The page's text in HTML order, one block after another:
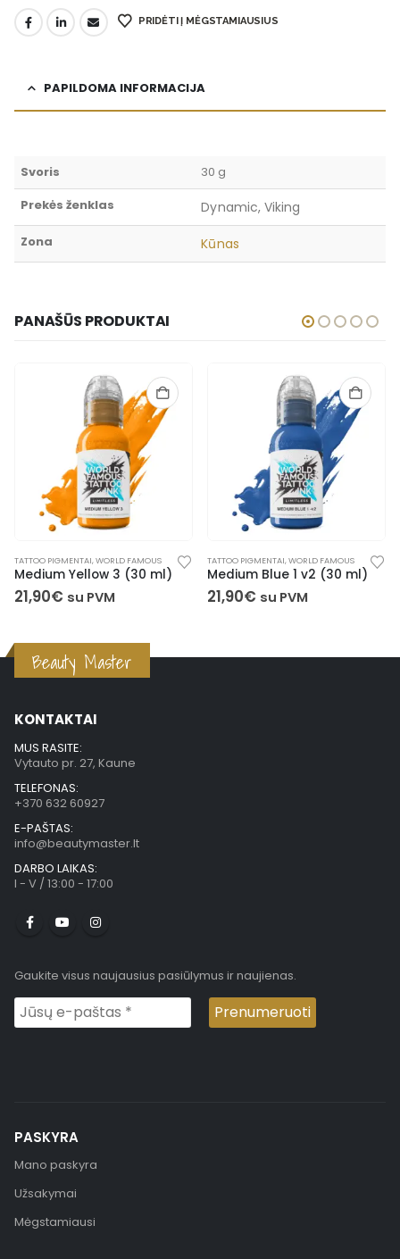
PRIDĖTI Į MĖGSTAMIAUSIUS
PAPILDOMA INFORMACIJA
Svoris
30 g
Prekės ženklas
Dynamic, Viking
Zona Kūnas
PANAŠŪS PRODUKTAI
TATTOO PIGMENTAI,WORLD FAMOUS
Medium Blue 1 v2 (30 ml)
21,90€ su PVM
NETURIME
DYNAMIC,TATTOO PIGMENTAI
47,90€ su PVM
Beauty Master
KONTAKTAI
MUS RASITE:
Vytauto pr. 27, Kaune
TELEFONAS:
+370 632 60927
E-PAŠTAS:
info@beautymaster.lt
DARBO LAIKAS:
I - V / 13:00 - 17:00
Gaukite visus naujausius pasiūlymus ir naujienas.
PASKYRA
Mano paskyra
Užsakymai
Mėgstamiausi